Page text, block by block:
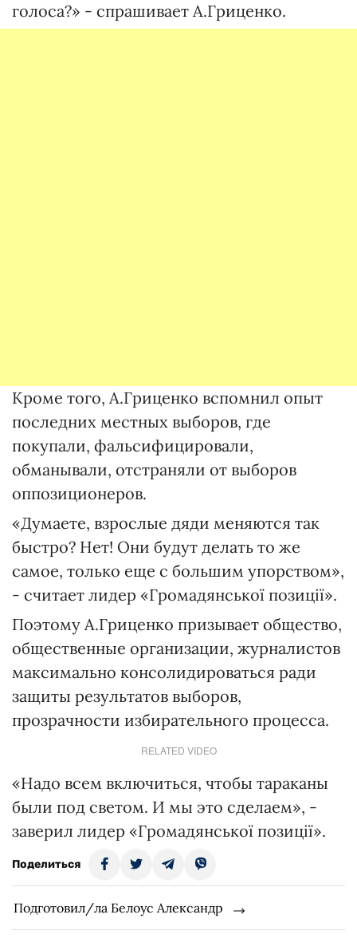
голоса?» - спрашивает А.Гриценко.
Кроме того, А.Гриценко вспомнил опыт
последних местных выборов, где
покупали, фальсифицировали,
обманывали, отстраняли от выборов
оппозиционеров.
«Думаете, взрослые дяди меняются так
быстро? Нет! Они будут делать то же
самое, только еще с большим упорством»,
- считает лидер «Громадянської позиції».
Поэтому А.Гриценко призывает общество,
общественные организации, журналистов
максимально консолидироваться ради
защиты результатов выборов,
прозрачности избирательного процесса.
RELATED VIDEO
«Надо всем включиться, чтобы тараканы
были под светом. И мы это сделаем», -
заверил лидер «Громадянської позиції».
Поделиться
Подготовил/ла Белоус Александр